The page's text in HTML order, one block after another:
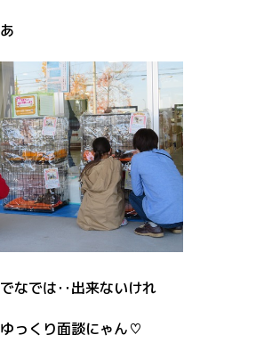
なでは‥出来ないけれ
っくり面談にゃん♡